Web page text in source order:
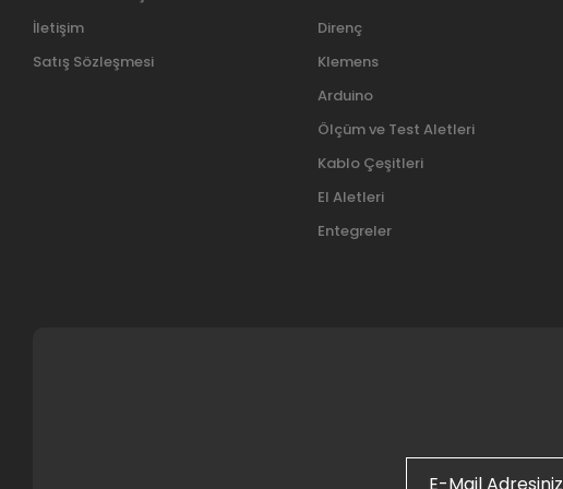
İletişim
Satış Sözleşmesi
Direnç
Klemens
Arduino
Ölçüm ve Test Aletleri
Kablo Çeşitleri
El Aletleri
Entegreler